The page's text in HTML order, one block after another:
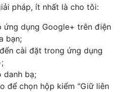
pháp, ít nhất là cho tôi:
ứng dụng Google+ trên điện
bạn;
cài đặt trong ứng dụng
danh bạ;
để chọn hộp kiểm "Giữ liên